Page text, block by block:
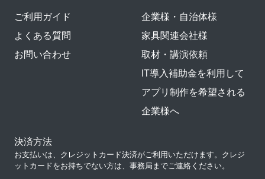
ご利用ガイド
よくある質問
お問い合わせ
企業様・自治体様
家具関連会社様
取材・講演依頼
IT導入補助金を利用して
アプリ制作を希望される
企業様へ
決済方法
お支払いは、クレジットカード決済がご利用いただけます。クレジ
ットカードをお持ちでない方は、事務局までご連絡ください。